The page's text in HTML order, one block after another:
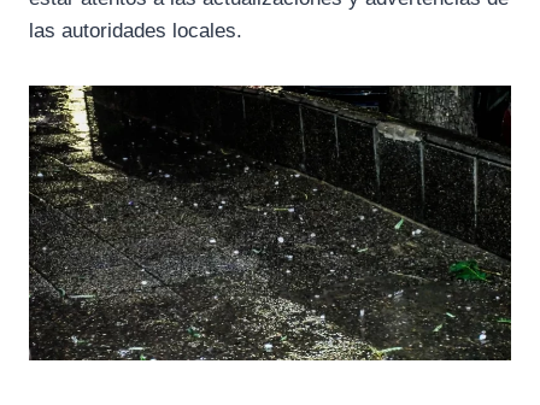
las autoridades locales.